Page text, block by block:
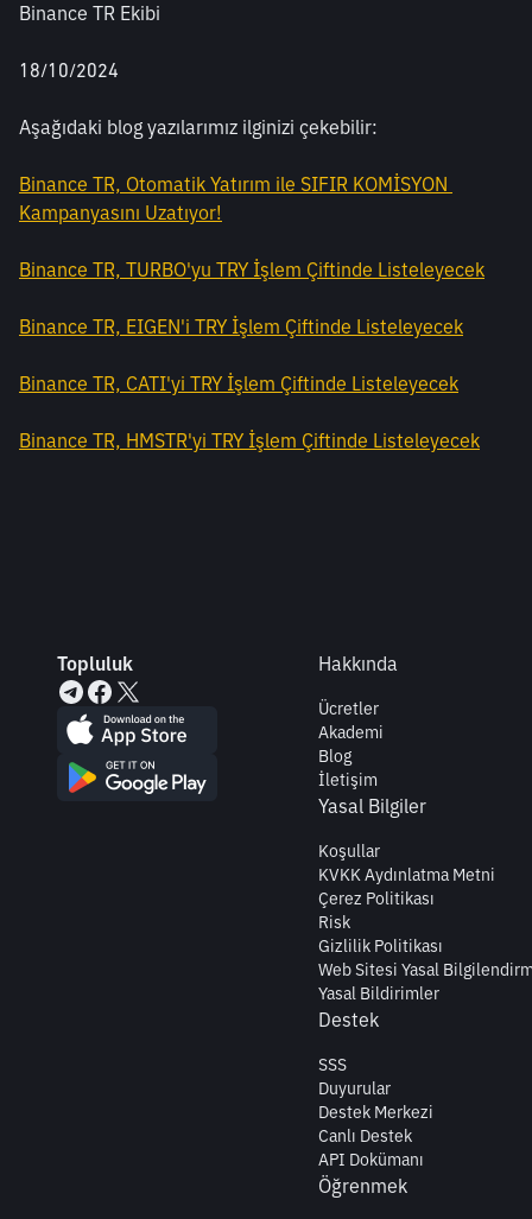
Binance TR Ekibi
18/10/2024
Aşağıdaki blog yazılarımız ilginizi çekebilir:
Binance TR, Otomatik Yatırım ile SIFIR KOMİSYON
Kampanyasını Uzatıyor!
Binance TR, TURBO'yu TRY İşlem Çiftinde Listeleyecek
Binance TR, EIGEN'i TRY İşlem Çiftinde Listeleyecek
Binance TR, CATI'yi TRY İşlem Çiftinde Listeleyecek
Binance TR, HMSTR'yi TRY İşlem Çiftinde Listeleyecek
Topluluk Hakkında
Ücretler
Akademi
Blog
İletişim
Yasal Bilgiler
Koşullar
KVKK Aydınlatma Metni
Çerez Politikası
Risk
Gizlilik Politikası
Web Sitesi Yasal
Yasal Bildirimler
Destek
SSS
Duyurular
Destek Merkezi
Canlı Destek
API Dokümanı
Öğrenmek